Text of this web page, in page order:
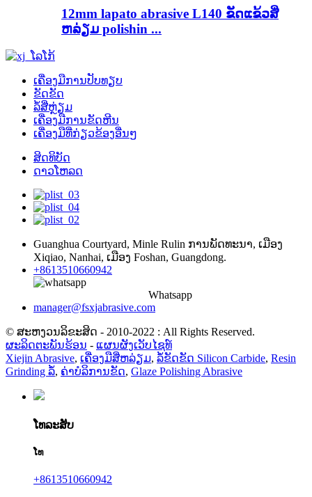
12mm lapato abrasive L140 ຂັດແຂ້ວສີ່
ຫລ່ຽມ polishin ...
ເຄື່ອງມືການປັບທຽບ
ຂັດຂັດ
ລໍ້ສີ່ຫຼ່ຽມ
ເຄື່ອງ​ມື​ການ​ຂັດ​ຫີນ​
ເຄື່ອງມືທີ່ກ່ຽວຂ້ອງອື່ນໆ
ສິດທິບັດ
ດາວໂຫລດ
Guanghua Courtyard​, Minle Rulin ການ​ພັດ​ທະ​ນາ​, ເມືອງ
Xiqiao​, Nanhai​, ເມືອງ Foshan​, Guangdong​.
+8613510660942
Whatsapp
manager@fsxjabrasive.com
© ສະຫງວນລິຂະສິດ - 2010-2022 : All Rights Reserved.
ຜະລິດຕະພັນຮ້ອນ - ແຜນຜັງເວັບໄຊທ໌
Xiejin Abrasive, ເຄື່ອງມືສີ່ຫລ່ຽມ, ລໍ້ຂັດຂັດ Silicon Carbide, Resin
Grinding ລໍ້, ຄ່າບໍລິການຂັດ, Glaze Polishing Abrasive
ໂທລະສັບ
ໂທ
+8613510660942